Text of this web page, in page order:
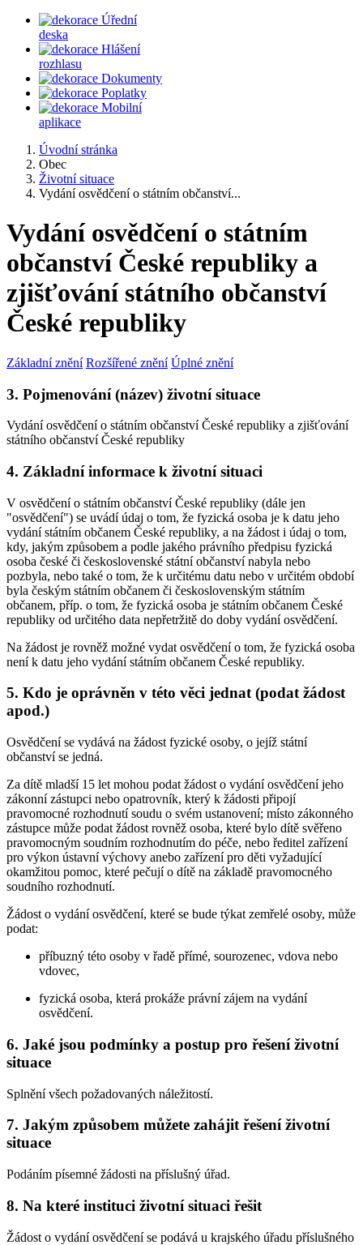
Úřední
deska
Hlášení
rozhlasu
Dokumenty
Poplatky
Mobilní
aplikace
Úvodní stránka
Obec
Životní situace
Vydání osvědčení o státním občanství...
Vydání osvědčení o státním
občanství České republiky a
zjišťování státního občanství
České republiky
Základní znění Rozšířené znění Úplné znění
3. Pojmenování (název) životní situace
Vydání osvědčení o státním občanství České republiky a zjišťování
státního občanství České republiky
4. Základní informace k životní situaci
V osvědčení o státním občanství České republiky (dále jen
"osvědčení") se uvádí údaj o tom, že fyzická osoba je k datu jeho
vydání státním občanem České republiky, a na žádost i údaj o tom,
kdy, jakým způsobem a podle jakého právního předpisu fyzická
osoba české či československé státní občanství nabyla nebo
pozbyla, nebo také o tom, že k určitému datu nebo v určitém období
byla českým státním občanem či československým státním
občanem, příp. o tom, že fyzická osoba je státním občanem České
republiky od určitého data nepřetržitě do doby vydání osvědčení.
Na žádost je rovněž možné vydat osvědčení o tom, že fyzická osoba
není k datu jeho vydání státním občanem České republiky.
5. Kdo je oprávněn v této věci jednat (podat žádost
apod.)
Osvědčení se vydává na žádost fyzické osoby, o jejíž státní
občanství se jedná.
Za dítě mladší 15 let mohou podat žádost o vydání osvědčení jeho
zákonní zástupci nebo opatrovník, který k žádosti připojí
pravomocné rozhodnutí soudu o svém ustanovení; místo zákonného
zástupce může podat žádost rovněž osoba, které bylo dítě svěřeno
pravomocným soudním rozhodnutím do péče, nebo ředitel zařízení
pro výkon ústavní výchovy anebo zařízení pro děti vyžadující
okamžitou pomoc, které pečují o dítě na základě pravomocného
soudního rozhodnutí.
Žádost o vydání osvědčení, které se bude týkat zemřelé osoby, může
podat:
příbuzný této osoby v řadě přímé, sourozenec, vdova nebo
vdovec,
fyzická osoba, která prokáže právní zájem na vydání
osvědčení.
6. Jaké jsou podmínky a postup pro řešení životní
situace
Splnění všech požadovaných náležitostí.
7. Jakým způsobem můžete zahájit řešení životní
situace
Podáním písemné žádosti na příslušný úřad.
8. Na které instituci životní situaci řešit
Žádost o vydání osvědčení se podává u krajského úřadu příslušného